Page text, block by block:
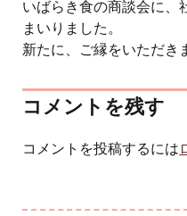
いばらき食の商談会に、
まいりました。
新たに、ご縁をいただき
コメントを残す
コメントを投稿するには